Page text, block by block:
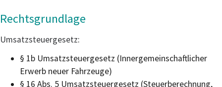
Rechtsgrundlage
Umsatzsteuergesetz:
§ 1b Umsatzsteuergesetz (Innergemeinschaftlicher
Erwerb neuer Fahrzeuge)
§ 16 Abs. 5 Umsatzsteuergesetz (Steuerberechnung,